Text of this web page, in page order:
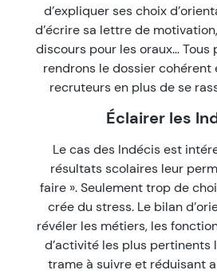
d’expliquer ses choix
d’écrire sa lettre de
discours pour les oraux… Tous
rendrons le dossier cohérent
recruteurs en plus de se
Éclairer les
Le cas des Indécis est
résultats scolaires leur
faire ». Seulement trop de
crée du stress. Le bilan
révéler les métiers, les
d’activité les plus pertinents
trame à suivre et réduisant